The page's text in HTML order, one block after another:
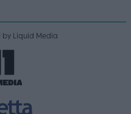
by Liquid Media